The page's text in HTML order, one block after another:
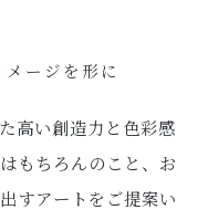
ージを形に
高い創造力と色彩感
もちろんのこと、お
すアートをご提案い